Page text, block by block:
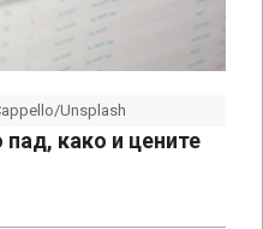
Unsplash
пад, како и цените